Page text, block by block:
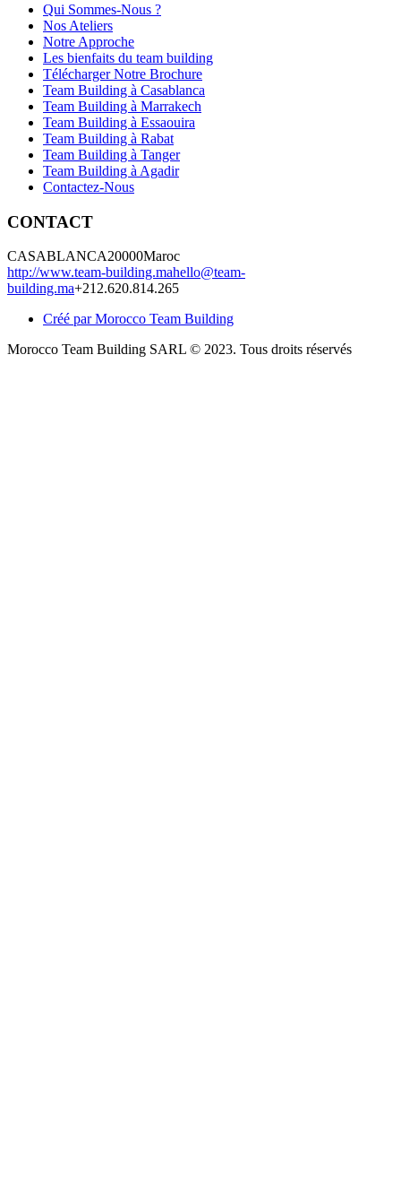
Qui Sommes-Nous ?
Nos Ateliers
Notre Approche
Les bienfaits du team building
Télécharger Notre Brochure
Team Building à Casablanca
Team Building à Marrakech
Team Building à Essaouira
Team Building à Rabat
Team Building à Tanger
Team Building à Agadir
Contactez-Nous
CONTACT
CASABLANCA20000Maroc
http://www.team-building.mahello@team-
building.ma+212.620.814.265
Créé par Morocco Team Building
Morocco Team Building SARL © 2023. Tous droits réservés